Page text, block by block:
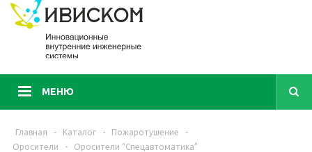
МЕНЮ
Главная - Каталог - Пожаротушение
-
Оросители
-
Оросители “Спецавтоматика”